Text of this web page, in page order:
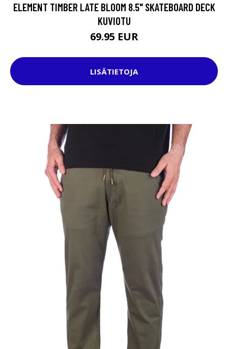
ELEMENT TIMBER LATE BLOOM 8.5" SKATEBOARD DECK
KUVIOTU
69.95 EUR
LISÄTIETOJA